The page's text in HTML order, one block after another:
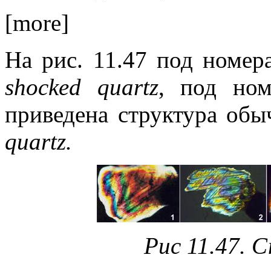
[more]
На рис. 11.47 под
shocked quartz, под
приведена структура
quartz.
Рис 11.47.